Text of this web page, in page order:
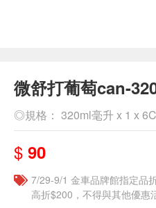
微舒打葡萄can-
◎規格： 320ml毫升 x 1 x
$ 90
7/29-9/1 金車品牌館指定品
高折$200，不得與其他優惠